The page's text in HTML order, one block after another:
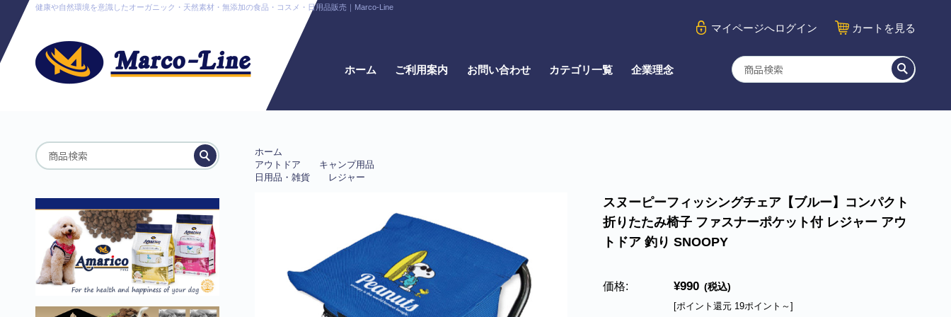
健康や自然環境を意識したオーガニック・天然素材・無添加の食品・コスメ・日用品販売｜Marco-Line
マイページへログイン カート を見る
ホーム ご利用案内 お問い合わせ カテゴリ一覧 企業理念
ホーム
アウトドア
キャンプ用品
日用品・雑貨
レジャー
スヌーピーフィッシングチェア【ブルー】コンパクト
折りたたみ椅子 ファスナーポケット付 レジャー アウ
トドア 釣り SNOOPY
価格: ¥990 (税込)
[ポイント還元 19ポイント～]